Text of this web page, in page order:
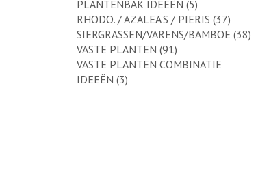
PLANTENBAK IDEEËN (5)
RHODO. / AZALEA'S / PIERIS (37)
SIERGRASSEN/VARENS/BAMBOE (38)
VASTE PLANTEN (91)
VASTE PLANTEN COMBINATIE
IDEEËN (3)